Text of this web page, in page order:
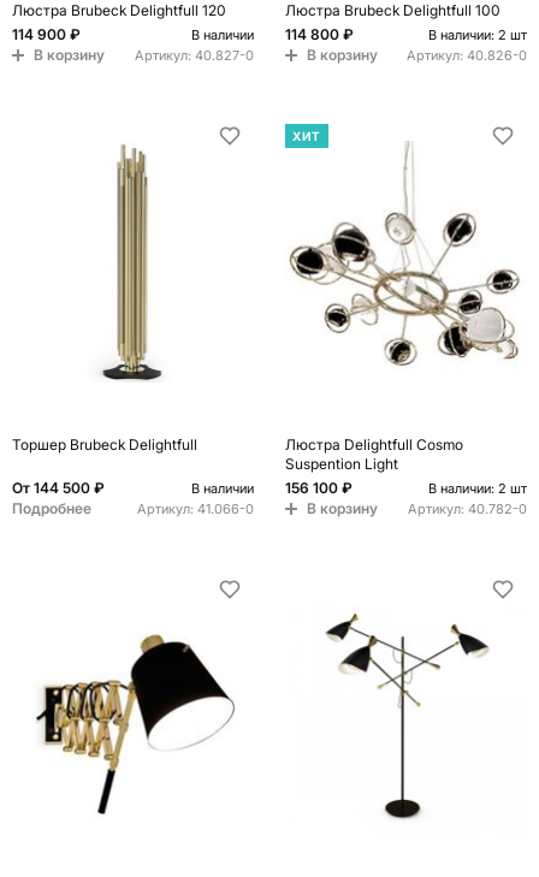
Люстра Brubeck Delightfull 120
114 900 ₽
В наличии
В корзину Артикул: 40.827-0
Люстра Brubeck Delightfull 100
114 800 ₽
В наличии: 2 шт
В корзину Артикул: 40.826-0
Торшер Brubeck Delightfull
От 144 500 ₽ В наличии
Подробнее Артикул: 41.066-0
ХИТ
Люстра Delightfull Cosmo
Suspention Light
156 100 ₽
В наличии: 2 шт
В корзину Артикул: 40.782-0